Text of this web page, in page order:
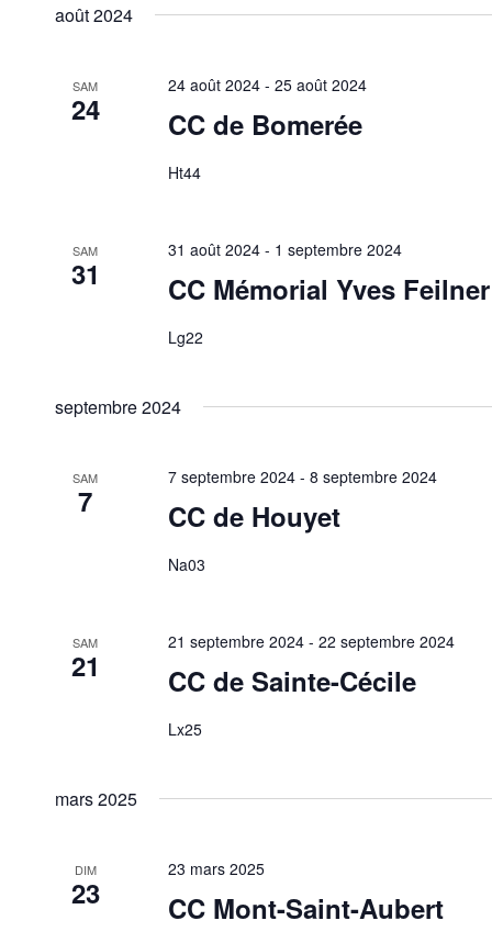
date.
août 2024
SAM
24
24 août 2024 -25 août 2024
CC de Bomerée
Ht44
SAM
31
31 août 2024 - 1 septembre 2024
CC Mémorial Yves Feilner
Lg22
septembre 2024
SAM
7
7 septembre 2024 -8 septembre 2024
CC de Houyet
Na03
SAM
21
21 septembre 2024 -22 septembre 2024
CC de Sainte-Cécile
Lx25
mars 2025
DIM
23
23 mars 2025
CC Mont-Saint-Aubert